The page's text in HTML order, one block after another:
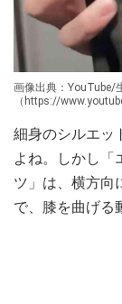
画像出典：YouTube/
（https://
細身のシルエッ
よね。しかし「
ツ」は、横方向
で、膝を曲げる